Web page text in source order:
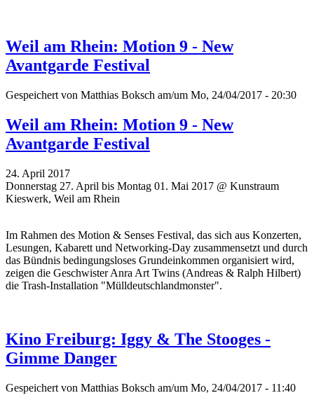
Weil am Rhein: Motion 9 - New
Avantgarde Festival
Gespeichert von Matthias Boksch am/um Mo, 24/04/2017 - 20:30
Weil am Rhein: Motion 9 - New
Avantgarde Festival
24. April 2017
Donnerstag 27. April bis Montag 01. Mai 2017 @ Kunstraum
Kieswerk, Weil am Rhein
Im Rahmen des Motion & Senses Festival, das sich aus Konzerten,
Lesungen, Kabarett und Networking-Day zusammensetzt und durch
das Bündnis bedingungsloses Grundeinkommen organisiert wird,
zeigen die Geschwister Anra Art Twins (Andreas & Ralph Hilbert)
die Trash-Installation "Mülldeutschlandmonster".
Kino Freiburg: Iggy & The Stooges -
Gimme Danger
Gespeichert von Matthias Boksch am/um Mo, 24/04/2017 - 11:40